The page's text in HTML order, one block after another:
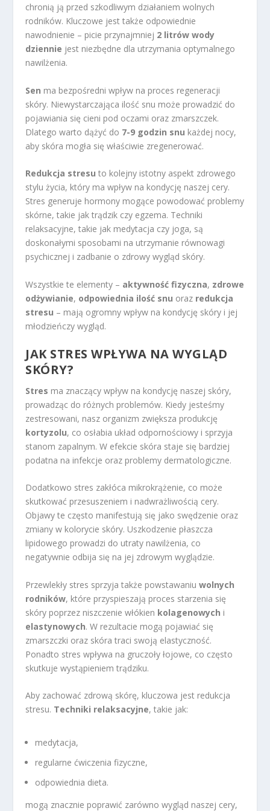
chronią ją przed szkodliwym działaniem wolnych
rodników. Kluczowe jest także odpowiednie
nawodnienie – picie przynajmniej 2 litrów wody
dziennie jest niezbędne dla utrzymania optymalnego
nawilżenia.
Sen ma bezpośredni wpływ na proces regeneracji
skóry. Niewystarczająca ilość snu może prowadzić do
pojawiania się cieni pod oczami oraz zmarszczek.
Dlatego warto dążyć do 7-9 godzin snu każdej nocy,
aby skóra mogła się właściwie zregenerować.
Redukcja stresu to kolejny istotny aspekt zdrowego
stylu życia, który ma wpływ na kondycję naszej cery.
Stres generuje hormony mogące powodować problemy
skórne, takie jak trądzik czy egzema. Techniki
relaksacyjne, takie jak medytacja czy joga, są
doskonałymi sposobami na utrzymanie równowagi
psychicznej i zadbanie o zdrowy wygląd skóry.
Wszystkie te elementy – aktywność fizyczna, zdrowe
odżywianie, odpowiednia ilość snu oraz redukcja
stresu – mają ogromny wpływ na kondycję skóry i jej
młodzieńczy wygląd.
JAK STRES WPŁYWA NA WYGLĄD
SKÓRY?
Stres ma znaczący wpływ na kondycję naszej skóry,
prowadząc do różnych problemów. Kiedy jesteśmy
zestresowani, nasz organizm zwiększa produkcję
kortyzolu, co osłabia układ odpornościowy i sprzyja
stanom zapalnym. W efekcie skóra staje się bardziej
podatna na infekcje oraz problemy dermatologiczne.
Dodatkowo stres zakłóca mikrokrążenie, co może
skutkować przesuszeniem i nadwrażliwością cery.
Objawy te często manifestują się jako swędzenie oraz
zmiany w kolorycie skóry. Uszkodzenie płaszcza
lipidowego prowadzi do utraty nawilżenia, co
negatywnie odbija się na jej zdrowym wyglądzie.
Przewlekły stres sprzyja także powstawaniuwolnych
rodników, które przyspieszają proces starzenia się
skóry poprzez niszczenie włókien kolagenowych i
elastynowych. W rezultacie mogą pojawiać się
zmarszczki oraz skóra traci swoją elastyczność.
Ponadto stres wpływa na gruczoły łojowe, co często
skutkuje wystąpieniem trądziku.
Aby zachować zdrową skórę, kluczowa jest redukcja
stresu. Techniki relaksacyjne, takie jak:
medytacja,
regularne ćwiczenia fizyczne,
odpowiednia dieta.
mogą znacznie poprawić zarówno wygląd naszej cery,